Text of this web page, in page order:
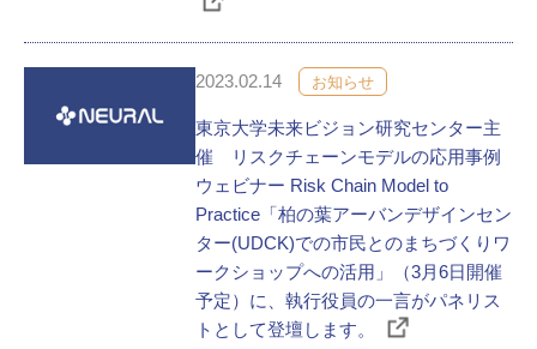
2023.02.14 お知らせ
東京大学未来ビジョン研究センター主
催 リスクチェーンモデルの応用事例
ウェビナー Risk Chain Model to
Practice「柏の葉アーバンデザインセン
ター(UDCK)での市民とのまちづくりワ
ークショップへの活用」（3月6日開催
予定）に、執行役員の一言がパネリス
トとして登壇します。